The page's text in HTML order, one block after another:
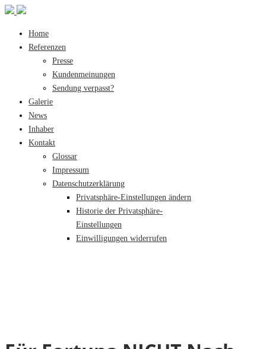
Home
Referenzen
Presse
Kundenmeinungen
Sendung verpasst?
Galerie
News
Inhaber
Kontakt
Glossar
Impressum
Datenschutzerklärung
Privatsphäre-Einstellungen ändern
Historie der Privatsphäre-
Einstellungen
Einwilligungen widerrufen